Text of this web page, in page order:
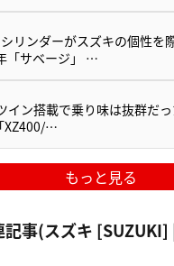
リンダーがスズキの個性を
「サベージ」 …
イン搭載で乗り味は抜群だ
XZ400/…
もっと見る
記事(スズキ [SUZUKI]